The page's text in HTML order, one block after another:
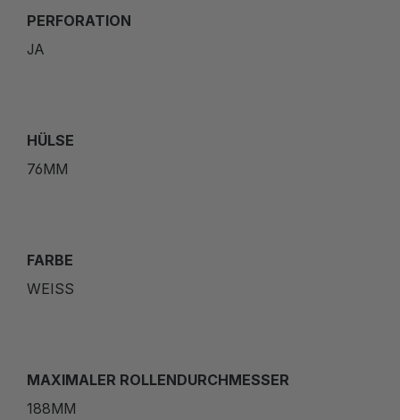
PERFORATION
JA
HÜLSE
76MM
FARBE
WEISS
MAXIMALER ROLLENDURCHMESSER
188MM